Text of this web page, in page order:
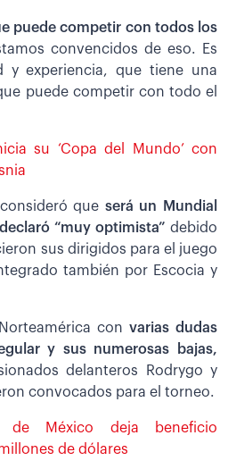
puede competir con todos los
convencidos de eso. Es
y experiencia, que tiene una
puede competir con todo el
su ‘Copa del Mundo’ con
que será un Mundial
“muy optimista” debido
sus dirigidos para el juego
también por Escocia y
con varias dudas
y sus numerosas bajas,
delanteros Rodrygo y
convocados para el torneo.
de México deja beneficio
de dólares